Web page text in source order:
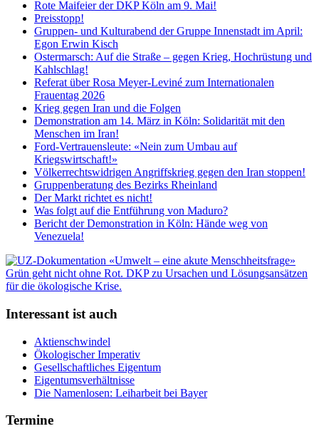
Rote Maifeier der DKP Köln am 9. Mai!
Preisstopp!
Gruppen- und Kulturabend der Gruppe Innenstadt im April:
Egon Erwin Kisch
Ostermarsch: Auf die Straße – gegen Krieg, Hochrüstung und
Kahlschlag!
Referat über Rosa Meyer-Leviné zum Internationalen
Frauentag 2026
Krieg gegen Iran und die Folgen
Demonstration am 14. März in Köln: Solidarität mit den
Menschen im Iran!
Ford-Vertrauensleute: «Nein zum Umbau auf
Kriegswirtschaft!»
Völkerrechtswidrigen Angriffskrieg gegen den Iran stoppen!
Gruppenberatung des Bezirks Rheinland
Der Markt richtet es nicht!
Was folgt auf die Entführung von Maduro?
Bericht der Demonstration in Köln: Hände weg von
Venezuela!
Interessant ist auch
Aktienschwindel
Ökologischer Imperativ
Gesellschaftliches Eigentum
Eigentumsverhältnisse
Die Namenlosen: Leiharbeit bei Bayer
Termine